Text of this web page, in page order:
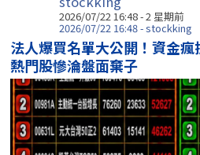
2026/07/22 16:48 - 2 星期前
2026/07/22 16:48 - stockking
法人爆買名單大公開！資金
熱門股慘淪盤面棄子